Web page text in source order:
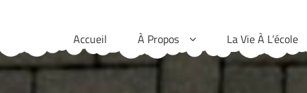
Accueil À Propos La Vie À L’école